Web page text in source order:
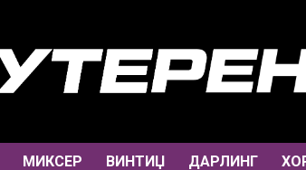
МИКСЕР ВИНТИЏ ДАРЛИНГ